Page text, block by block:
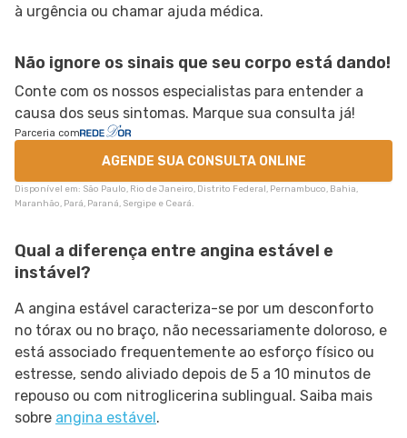
à urgência ou chamar ajuda médica.
Não ignore os sinais que seu corpo está dando!
Conte com os nossos especialistas para entender a
causa dos seus sintomas. Marque sua consulta já!
Parceria com
AGENDE SUA CONSULTA ONLINE
Disponível em: São Paulo, Rio de Janeiro, Distrito Federal, Pernambuco, Bahia,
Maranhão, Pará, Paraná, Sergipe e Ceará.
Qual a diferença entre angina estável e
instável?
A angina estável caracteriza-se por um desconforto
no tórax ou no braço, não necessariamente doloroso, e
está associado frequentemente ao esforço físico ou
estresse, sendo aliviado depois de 5 a 10 minutos de
repouso ou com nitroglicerina sublingual. Saiba mais
sobre angina estável .